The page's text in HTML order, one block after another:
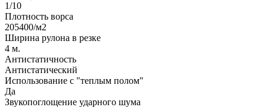
1/10
Плотность ворса
205400/м2
Ширина рулона в резке
4 м.
Антистатичность
Антистатический
Использование с "теплым полом"
Да
Звукопоглощение ударного шума